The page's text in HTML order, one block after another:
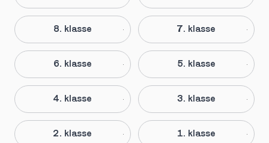
8. klasse 7. klasse
6. klasse 5. klasse
4. klasse 3. klasse
2. klasse 1. klasse